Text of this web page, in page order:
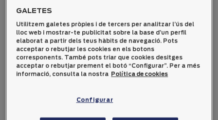
FARRENY
COSTA,
HERMENEGILD
52 60 60 53 54 55 57
10
MASES
VILASECA,
JOSEP MARIA
59 54 52 59 54 56 57
61 57
GALETES
Utilitzem galetes pròpies i de tercers per analitzar l’ús del
lloc web i mostrar-te publicitat sobre la base d’un perfil
elaborat a partir dels teus hàbits de navegació. Pots
acceptar o rebutjar les cookies en els botons
corresponents. També pots triar que cookies desitges
acceptar o rebutjar prement el botó “Configurar”. Per a més
informació, consulta la nostra Política de cookies
Configurar